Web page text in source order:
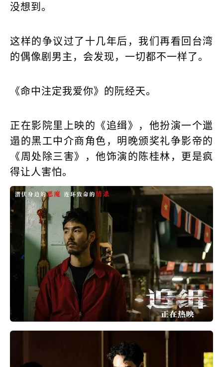
没想到。
这样的争议过了十几年后，我们再看回台湾
的偶像剧男主，会发现，一切都不一样了。
《命中注定我爱你》的阮经天。
正在影院里上映的《追缉》，他扮演一个邋
遢的黑工中介商角色，明晚颁奖礼争影帝的
《周处除三害》，他饰演的陈桂林，更是疯
得让人害怕。